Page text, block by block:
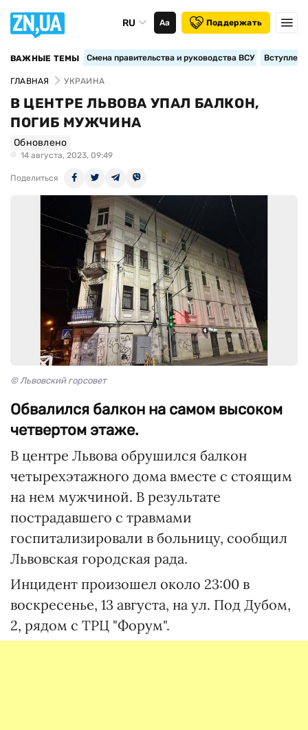
RU Аа Поддержать
ВАЖНЫЕ ТЕМЫ Смена правительства и руководства ВСУ
ГЛАВНАЯ УКРАИНА
В ЦЕНТРЕ ЛЬВОВА УПАЛ БАЛКОН,
ПОГИБ МУЖЧИНА
Обновлено
14 августа, 2023, 09:49
Поделиться
© Львовский горсовет
Обвалился балкон на самом высоком
четвертом этаже.
В центре Львова обрушился балкон
четырехэтажного дома вместе с стоящим
на нем мужчиной. В результате
пострадавшего с травмами
госпитализировали в больницу, сообщил
Львовская городская рада.
Инцидент произошел около 23:00 в
воскресенье, 13 августа, на ул. Под Дубом,
2, рядом с ТРЦ "Форум".